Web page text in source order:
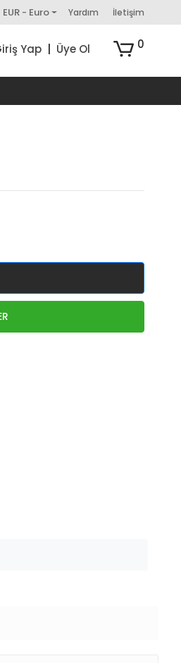
EUR - Euro Yardım İletişim
Yap Üye Ol 0